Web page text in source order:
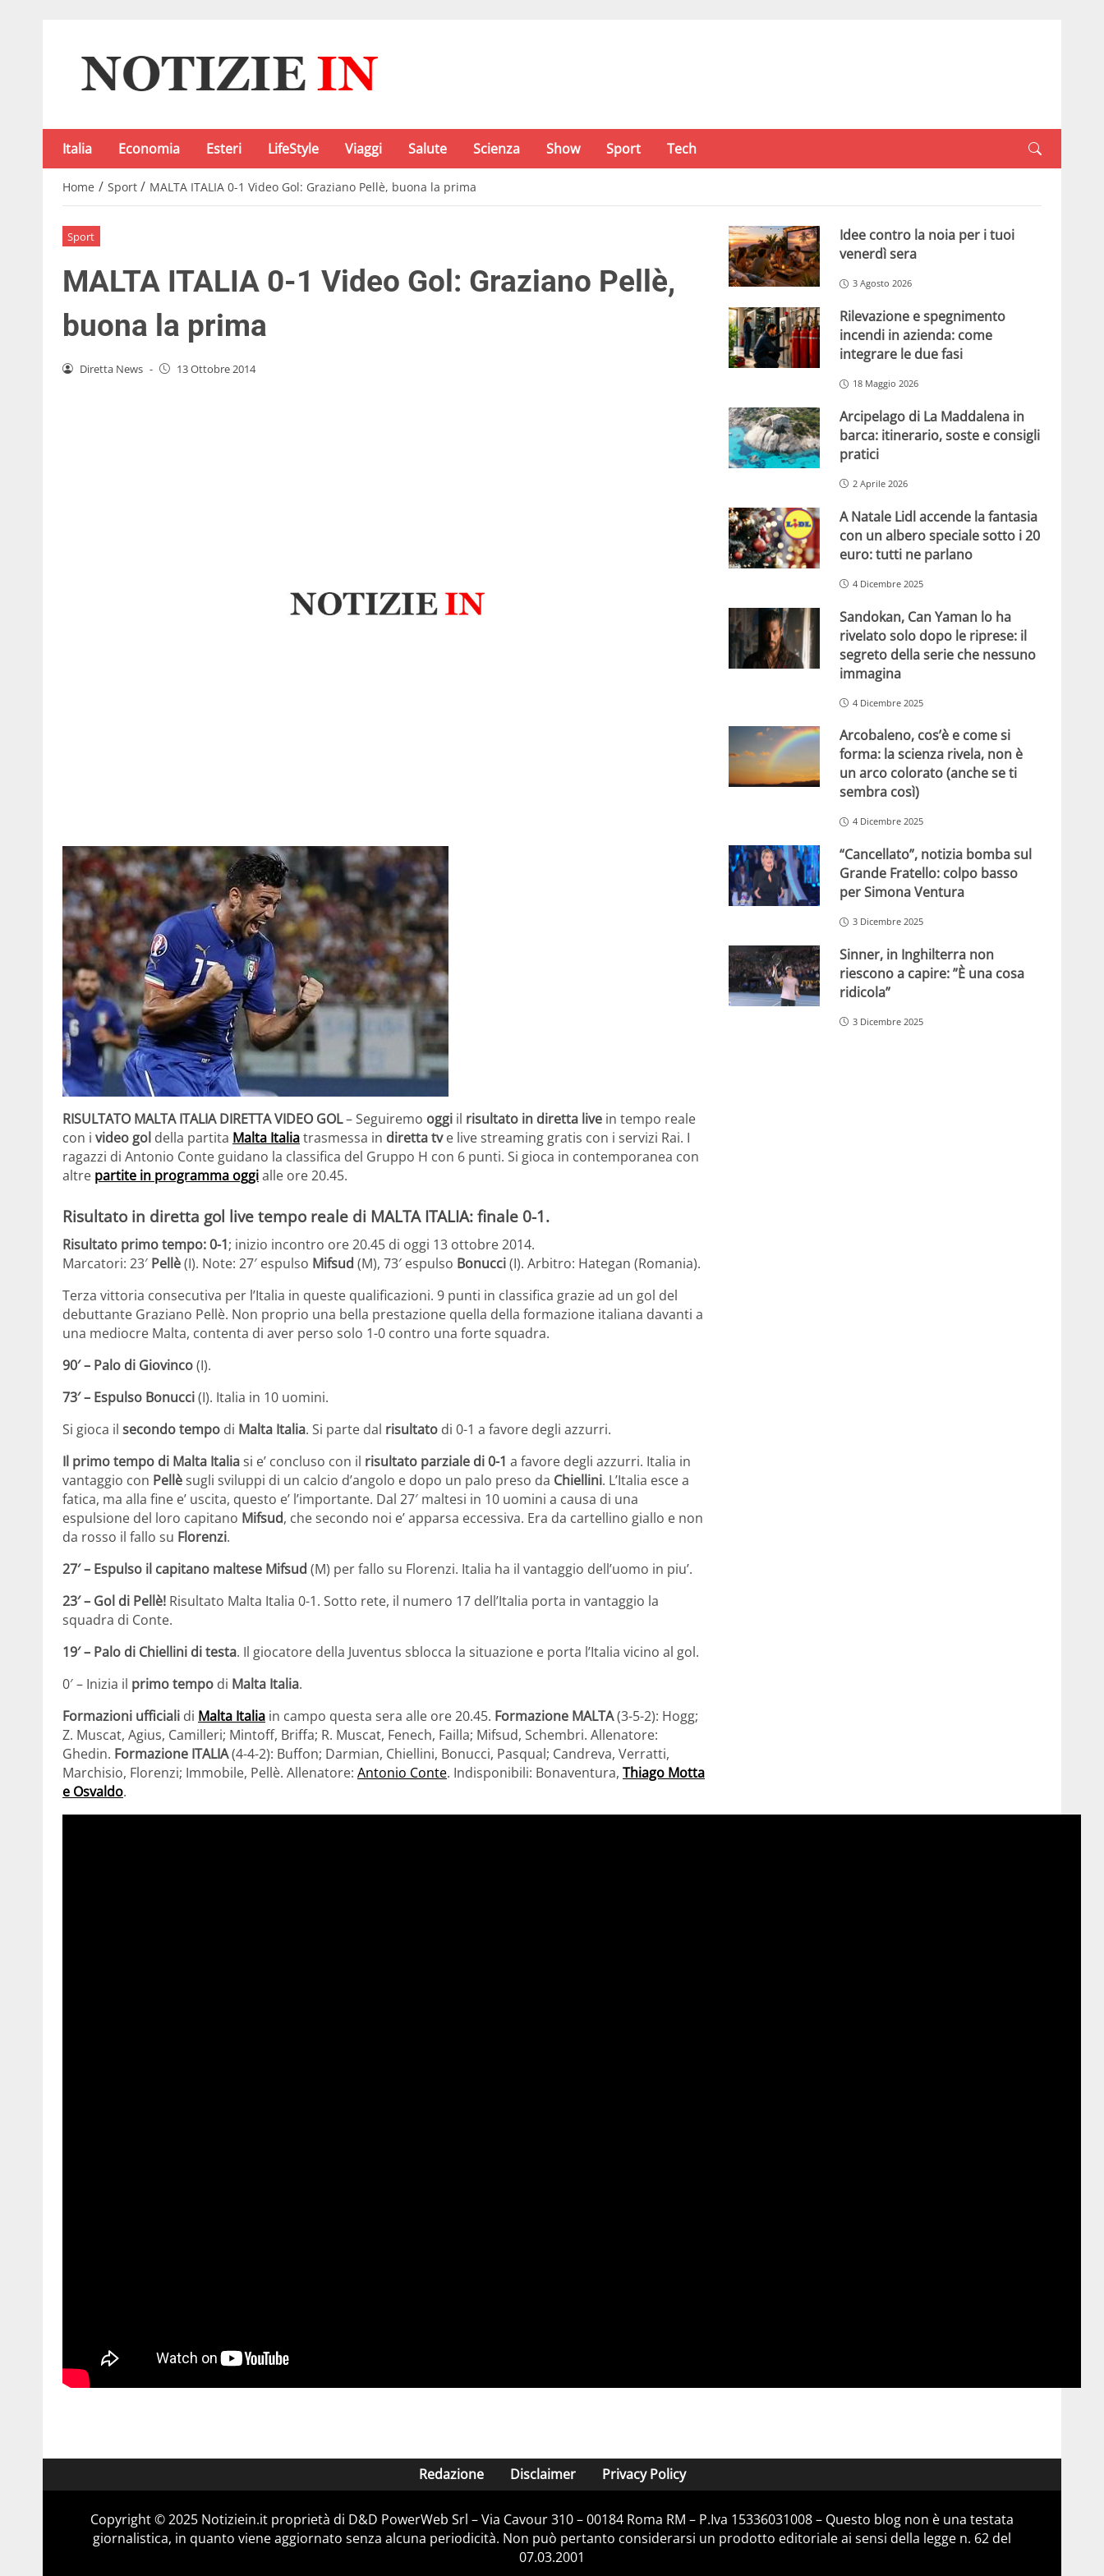
Italia Economia Esteri LifeStyle Viaggi Salute Scienza Show Sport Tech
Home / Sport / MALTA ITALIA 0-1 Video Gol: Graziano Pellè, buona la prima
Sport
MALTA ITALIA 0-1 Video Gol: Graziano Pellè,
buona la prima
Diretta News - 13 Ottobre 2014
RISULTATO MALTA ITALIA DIRETTA VIDEO GOL– Seguiremo oggi il risultato in diretta live in tempo reale
con i video gol della partita Malta Italiatrasmessa in diretta tve live streaming gratis con i servizi Rai. I
ragazzi di Antonio Conte guidano la classifica del Gruppo H con 6 punti. Si gioca in contemporanea con
altre partite in programma oggialle ore 20.45.
Risultato in diretta gol live tempo reale di MALTA ITALIA: finale 0-1.
Risultato primo tempo: 0-1; inizio incontro ore 20.45 di oggi 13 ottobre 2014.
Marcatori: 23′ Pellè(I). Note: 27′ espulso Mifsud (M), 73′ espulso Bonucci(I). Arbitro: Hategan (Romania).
Terza vittoria consecutiva per l’Italia in queste qualificazioni. 9 punti in classifica grazie ad un gol del
debuttante Graziano Pellè. Non proprio una bella prestazione quella della formazione italiana davanti a
una mediocre Malta, contenta di aver perso solo 1-0 contro una forte squadra.
90′ – Palo di Giovinco(I).
73′ – Espulso Bonucci(I). Italia in 10 uomini.
Si gioca il secondo tempo di Malta Italia. Si parte dal risultato di 0-1 a favore degli azzurri.
Il primo tempo di Malta Italiasi e’ concluso con il risultato parziale di 0-1 a favore degli azzurri. Italia in
vantaggio con Pellèsugli sviluppi di un calcio d’angolo e dopo un palo preso da Chiellini. L’Italia esce a
fatica, ma alla fine e’ uscita, questo e’ l’importante. Dal 27′ maltesi in 10 uomini a causa di una
espulsione del loro capitano Mifsud, che secondo noi e’ apparsa eccessiva. Era da cartellino giallo e non
da rosso il fallo su Florenzi.
27′ – Espulso il capitano maltese Mifsud (M) per fallo su Florenzi. Italia ha il vantaggio dell’uomo in piu’.
23′ – Gol di Pellè! Risultato Malta Italia 0-1. Sotto rete, il numero 17 dell’Italia porta in vantaggio la
squadra di Conte.
19′ – Palo di Chiellini di testa. Il giocatore della Juventus sblocca la situazione e porta l’Italia vicino al gol.
0′ – Inizia il primo tempo di Malta Italia.
Formazioni ufficiali di Malta Italia in campo questa sera alle ore 20.45. Formazione MALTA(3-5-2): Hogg;
Z. Muscat, Agius, Camilleri; Mintoff, Briffa; R. Muscat, Fenech, Failla; Mifsud, Schembri. Allenatore:
Ghedin. Formazione ITALIA(4-4-2): Buffon; Darmian, Chiellini, Bonucci, Pasqual; Candreva, Verratti,
Marchisio, Florenzi; Immobile, Pellè. Allenatore: Antonio Conte. Indisponibili: Bonaventura, Thiago Motta
e Osvaldo.
Idee contro la noia per i tuoi
venerdì sera
3 Agosto 2026
Rilevazione e spegnimento
incendi in azienda: come
integrare le due fasi
18 Maggio 2026
Arcipelago di La Maddalena in
barca: itinerario, soste e consigli
pratici
2 Aprile 2026
A Natale Lidl accende la fantasia
con un albero speciale sotto i 20
euro: tutti ne parlano
4 Dicembre 2025
Sandokan, Can Yaman lo ha
rivelato solo dopo le riprese: il
segreto della serie che nessuno
immagina
4 Dicembre 2025
Arcobaleno, cos’è e come si
forma: la scienza rivela, non è
un arco colorato (anche se ti
sembra così)
4 Dicembre 2025
“Cancellato”, notizia bomba sul
Grande Fratello: colpo basso
per Simona Ventura
3 Dicembre 2025
Sinner, in Inghilterra non
riescono a capire: ”È una cosa
ridicola”
3 Dicembre 2025
Redazione Disclaimer Privacy Policy
Copyright © 2025 Notiziein.it proprietà di D&D PowerWeb Srl – Via Cavour 310 – 00184 Roma RM – P.Iva 15336031008 – Questo blog non è una testata
giornalistica, in quanto viene aggiornato senza alcuna periodicità. Non può pertanto considerarsi un prodotto editoriale ai sensi della legge n. 62 del
07.03.2001